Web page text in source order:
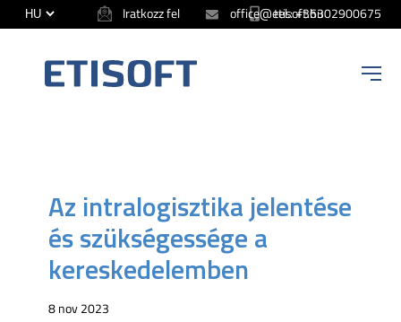
tel.: +36302900675
Iratkozz fel office@etisoft.hu
Az intralogisztika jelentése
és szükségessége a
kereskedelemben
8 nov 2023